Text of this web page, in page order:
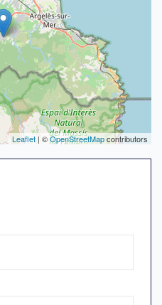
Leaflet | ©OpenStreetMapcontributors